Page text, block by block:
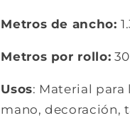
Metros de ancho:
Metros por rollo:
Usos: Material para
mano, decoración,